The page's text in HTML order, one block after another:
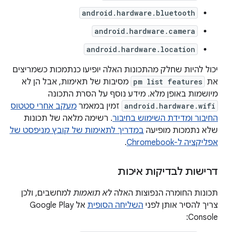
android.hardware.bluetooth
android.hardware.camera
android.hardware.location
יכול להיות שחלק מהתכונות האלה יופיעו כנתמכות כשמריצים
את pm list features מסיבות של תאימות, אבל הן לא
מיושמות באופן מלא. מידע נוסף על הסרת התכונה
android.hardware.wifi זמין במאמר מעקב אחרי סטטוס
החיבור ומדידת השימוש בחיבור. רשימה מלאה של תכונות
שלא נתמכות מופיעה במדריך לתאימות של קובץ מניפסט של
אפליקציה ל-Chromebook
.
דרישות לבדיקות איכות
תכונות החומרה הנפוצות האלה לא תואמות למחשבים, ולכן
צריך להסיר אותן לפני השליחה הסופית
אל Google Play
Console: